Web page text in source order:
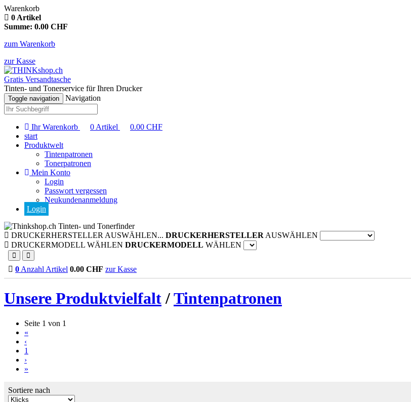
Warenkorb
0 Artikel
Summe: 0.00 CHF
zum Warenkorb
zur Kasse
Gratis Versandtasche
Tinten- und Tonerservice für Ihren Drucker
Toggle navigation Navigation
Ihr Warenkorb 0 Artikel 0.00 CHF
start
Produktwelt
Tintenpatronen
Tonerpatronen
Mein Konto
Login
Passwort vergessen
Neukundenanmeldung
Login
Tinten- und Tonerfinder
DRUCKERHERSTELLER AUSWÄHLEN... DRUCKERHERSTELLER AUSWÄHLEN
DRUCKERMODELL WÄHLEN DRUCKERMODELL WÄHLEN
0 Anzahl Artikel 0.00 CHF zur Kasse
Unsere Produktvielfalt/Tintenpatronen
Seite 1 von 1
«
‹
1
›
»
Sortiere nach